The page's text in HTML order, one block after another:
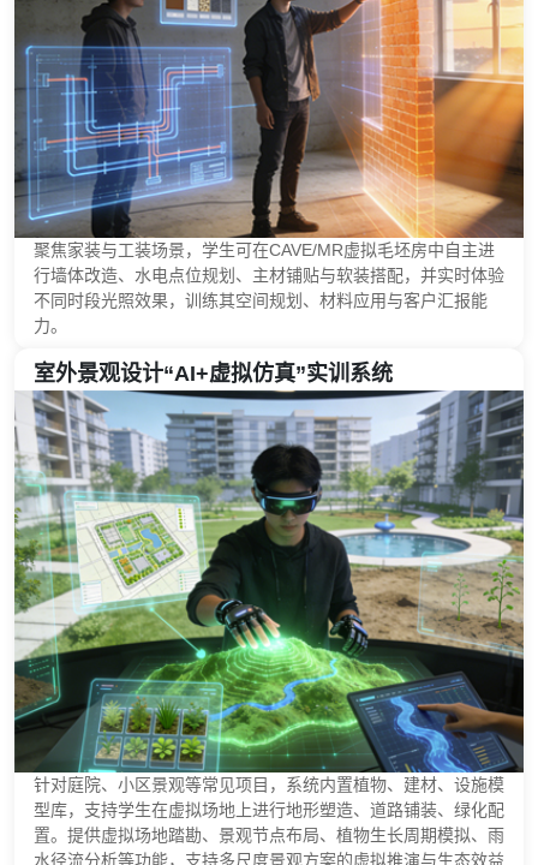
聚焦家装与工装场景，学生可在CAVE/MR虚拟毛坯房中自主进
行墙体改造、水电点位规划、主材铺贴与软装搭配，并实时体验
不同时段光照效果，训练其空间规划、材料应用与客户汇报能
力。
室外景观设计“AI+虚拟仿真”实训系统
针对庭院、小区景观等常见项目，系统内置植物、建材、设施模
型库，支持学生在虚拟场地上进行地形塑造、道路铺装、绿化配
置。提供虚拟场地踏勘、景观节点布局、植物生长周期模拟、雨
水径流分析等功能，支持多尺度景观方案的虚拟推演与生态效益